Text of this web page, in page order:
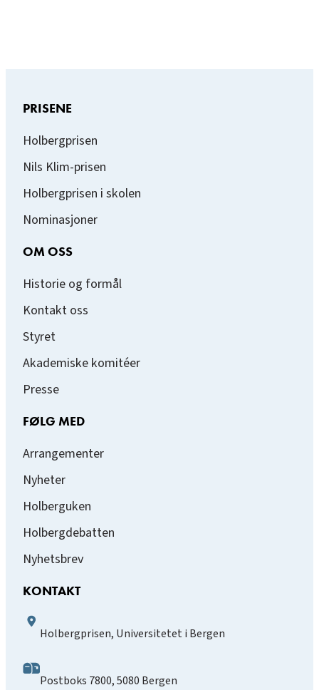
PRISENE
Holbergprisen
Nils Klim-prisen
Holbergprisen i skolen
Nominasjoner
OM OSS
Historie og formål
Kontakt oss
Styret
Akademiske komitéer
Presse
FØLG MED
Arrangementer
Nyheter
Holberguken
Holbergdebatten
Nyhetsbrev
KONTAKT
Holbergprisen, Universitetet i Bergen
Postboks 7800, 5080 Bergen